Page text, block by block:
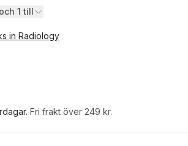
och 1 till
in Radiology
. Fri frakt över 249 kr.